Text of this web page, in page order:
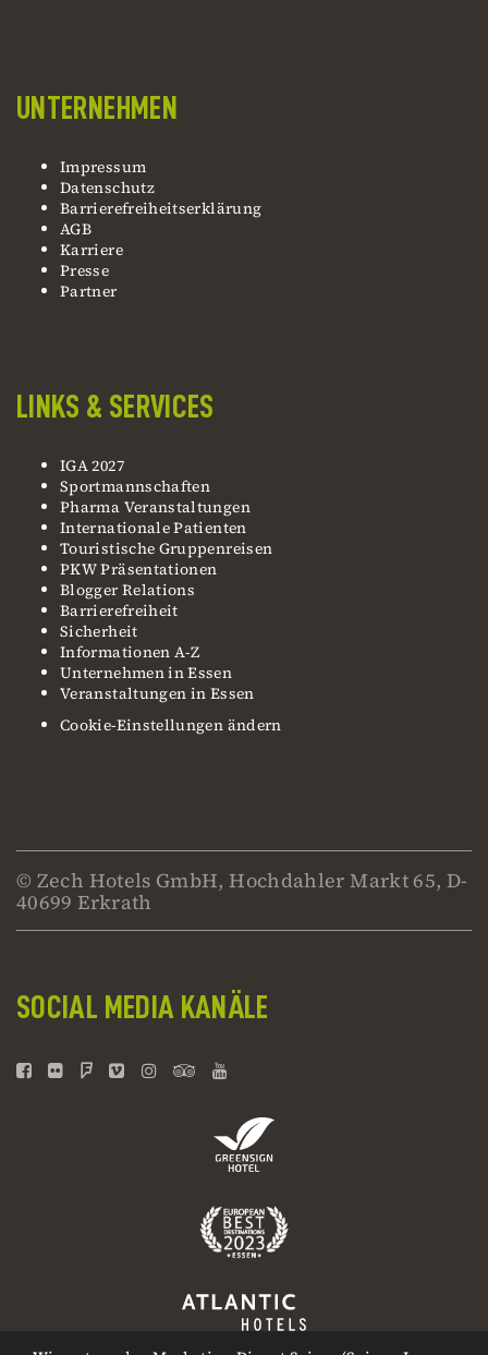
UNTERNEHMEN
Impressum
Datenschutz
Barrierefreiheitserklärung
AGB
Karriere
Presse
Partner
LINKS & SERVICES
IGA 2027
Sportmannschaften
Pharma Veranstaltungen
Internationale Patienten
Touristische Gruppenreisen
PKW Präsentationen
Blogger Relations
Barrierefreiheit
Sicherheit
Informationen A-Z
Unternehmen in Essen
Veranstaltungen in Essen
Cookie-Einstellungen ändern
© Zech Hotels GmbH, Hochdahler Markt 65, D-
40699 Erkrath
SOCIAL MEDIA KANÄLE